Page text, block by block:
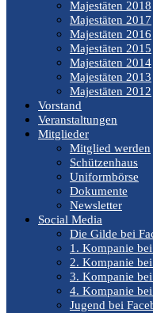
Majestäten 2018
Majestäten 2017
Majestäten 2016
Majestäten 2015
Majestäten 2014
Majestäten 2013
Majestäten 2012
Vorstand
Veranstaltungen
Mitglieder
Mitglied werden
Schützenhaus
Uniformbörse
Dokumente
Newsletter
Social Media
Die Gilde bei
1. Kompanie
2. Kompanie
3. Kompanie
4. Kompanie
Jugend bei